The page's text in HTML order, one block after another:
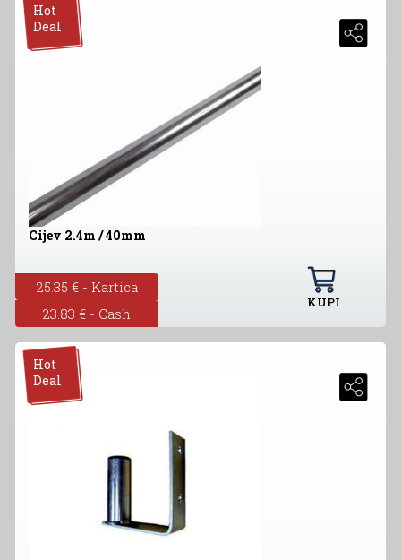
Hot
Deal
Cijev 2.4m / 40mm
25.35 € - Kartica
23.83 € - Cash
KUPI
Hot
Deal